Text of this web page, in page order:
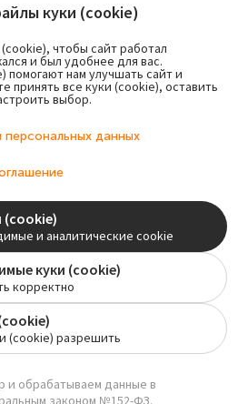
Любое использование либо
материалов сайта, элементов
лишь с разрешения правообладателя и
implantolog-fedorov.ru
деятельности №ЛО-77-01-020128
(файлы cookie) для нормального
персональных данных
куки (cookie)
чтобы сайт работал
и был удобнее для вас.
помогают нам улучшать сайт и
принять все куки (cookie), оставить
выбор.
данных
(cookie)
и аналитические cookie
куки (cookie)
корректно
(cookie) разрешить
и обрабатываем данные в
законом №152-ФЗ.